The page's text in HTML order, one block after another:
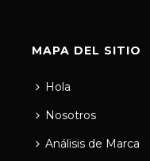
MAPA DEL SITIO
Hola
Nosotros
Análisis de Marca